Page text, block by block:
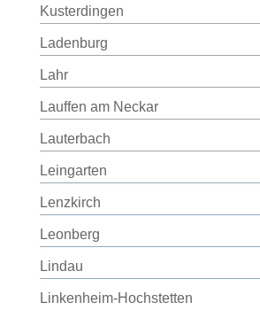
Kusterdingen
Ladenburg
Lahr
Lauffen am Neckar
Lauterbach
Leingarten
Lenzkirch
Leonberg
Lindau
Linkenheim-Hochstetten